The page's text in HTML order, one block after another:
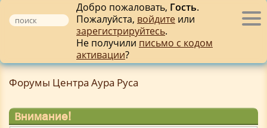
Добро пожаловать, Гость.
Пожалуйста, войдите или
зарегистрируйтесь.
Не получили письмо с кодом
активации?
Форумы Центра Аура Руса
Внимание!